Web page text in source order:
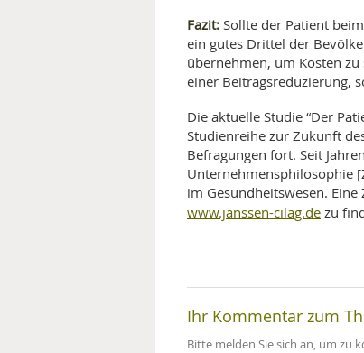
Fazit: Sollte der Patient
ein gutes Drittel der
übernehmen, um Kosten
einer Beitragsreduzierung,
Die aktuelle Studie “Der
Studienreihe zur Zukunft
Befragungen fort. Seit
Unternehmensphilosophie
im Gesundheitswesen.
www.janssen-cilag.de zu
Ihr Kommentar zum
Bitte melden Sie sich an, um zu